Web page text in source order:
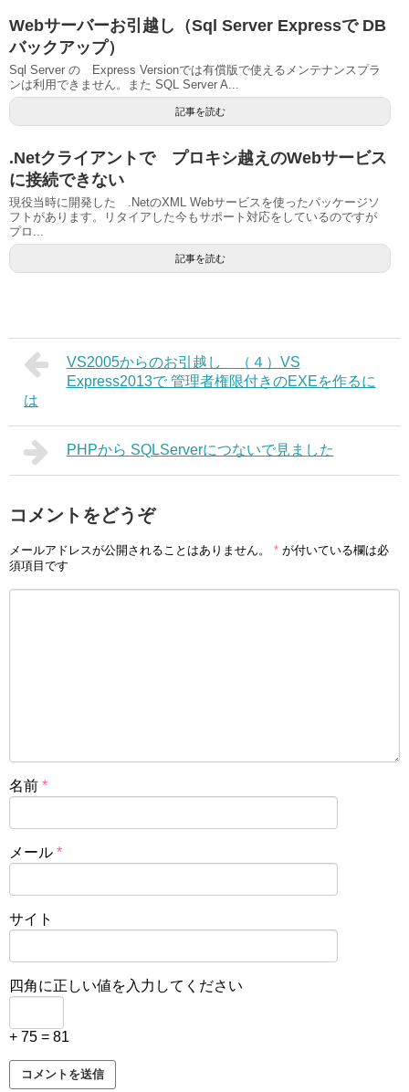
Webサーバーお引越し（Sql Server Expressで DB
バックアップ）
Sql Server の Express Versionでは有償版で使えるメンテナンスプラ
ンは利用できません。また SQL Server A...
記事を読む
.Netクライアントで プロキシ越えのWebサービス
に接続できない
現役当時に開発した .NetのXML Webサービスを使ったパッケージソ
フトがあります。リタイアした今もサポート対応をしているのですが
プロ...
記事を読む
VS2005からのお引越し （４）VS
Express2013で 管理者権限付きのEXEを作るに
は
PHPから SQLServerにつないで見ました
コメントをどうぞ
メールアドレスが公開されることはありません。 * が付いている欄は必
須項目です
名前 *
メール *
サイト
四角に正しい値を入力してください
+ 75 = 81